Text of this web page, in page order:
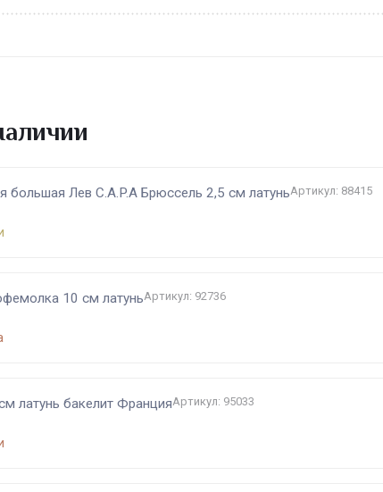
большая Лев C.A.P.A Брюссель 2,5 см латуньАртикул: 88415
10 см латуньАртикул: 92736
латунь бакелит ФранцияАртикул: 95033